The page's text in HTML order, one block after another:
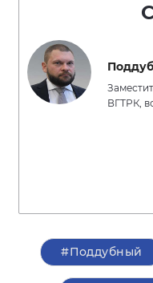
ВГТРК,
#Поддубный